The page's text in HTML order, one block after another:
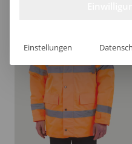
Einstellungen